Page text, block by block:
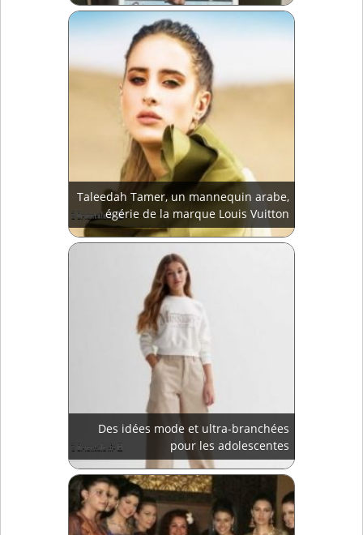
Taleedah Tamer, un mannequin arabe,
égérie de la marque Louis Vuitton
Des idées mode et ultra-branchées
pour les adolescentes